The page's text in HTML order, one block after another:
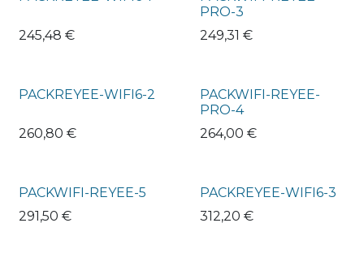
245,48 €
PRO-3
249,31 €
PACKREYEE-WIFI6-2
260,80 €
PACKWIFI-REYEE-
PRO-4
264,00 €
PACKWIFI-REYEE-5
291,50 €
PACKREYEE-WIFI6-3
312,20 €